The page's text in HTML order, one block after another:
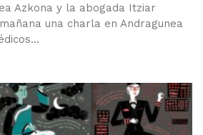
Azkona y la abogada Itziar
una charla en Andragunea